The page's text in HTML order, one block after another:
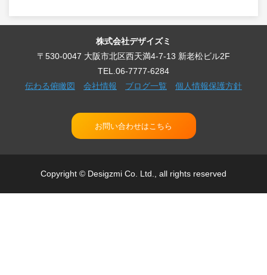
株式会社デザイズミ
〒530-0047 大阪市北区西天満4-7-13 新老松ビル2F
TEL.06-7777-6284
伝わる俯瞰図
会社情報 ブログ一覧 個人情報保護方針
お問い合わせはこちら
Copyright © Desigzmi Co. Ltd., all rights reserved